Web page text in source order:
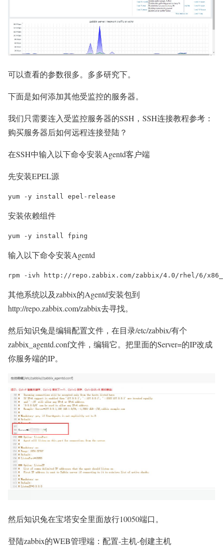
可以查看的参数很多。多多研究下。
下面是如何添加其他受监控的服务器。
我们只需要连入受监控服务器的SSH，SSH连接教程参考：
购买服务器后如何远程连接登陆？
在SSH中输入以下命令安装Agentd客户端
先安装EPEL源
yum -y install epel-release
安装依赖组件
yum -y install fping
输入以下命令安装Agentd
rpm -ivh http://repo.zabbix.com/zabbix/4.0/rhel/6/
其他系统以及zabbix的Agentd安装包到
http://repo.zabbix.com/zabbix去寻找。
然后知识兔是编辑配置文件，在目录/etc/zabbix/有个
zabbix_agentd.conf文件，编辑它。把里面的Server=的IP改成
你服务端的IP。
然后知识兔在宝塔安全里面放行10050端口。
登陆zabbix的WEB管理端：配置-主机-创建主机